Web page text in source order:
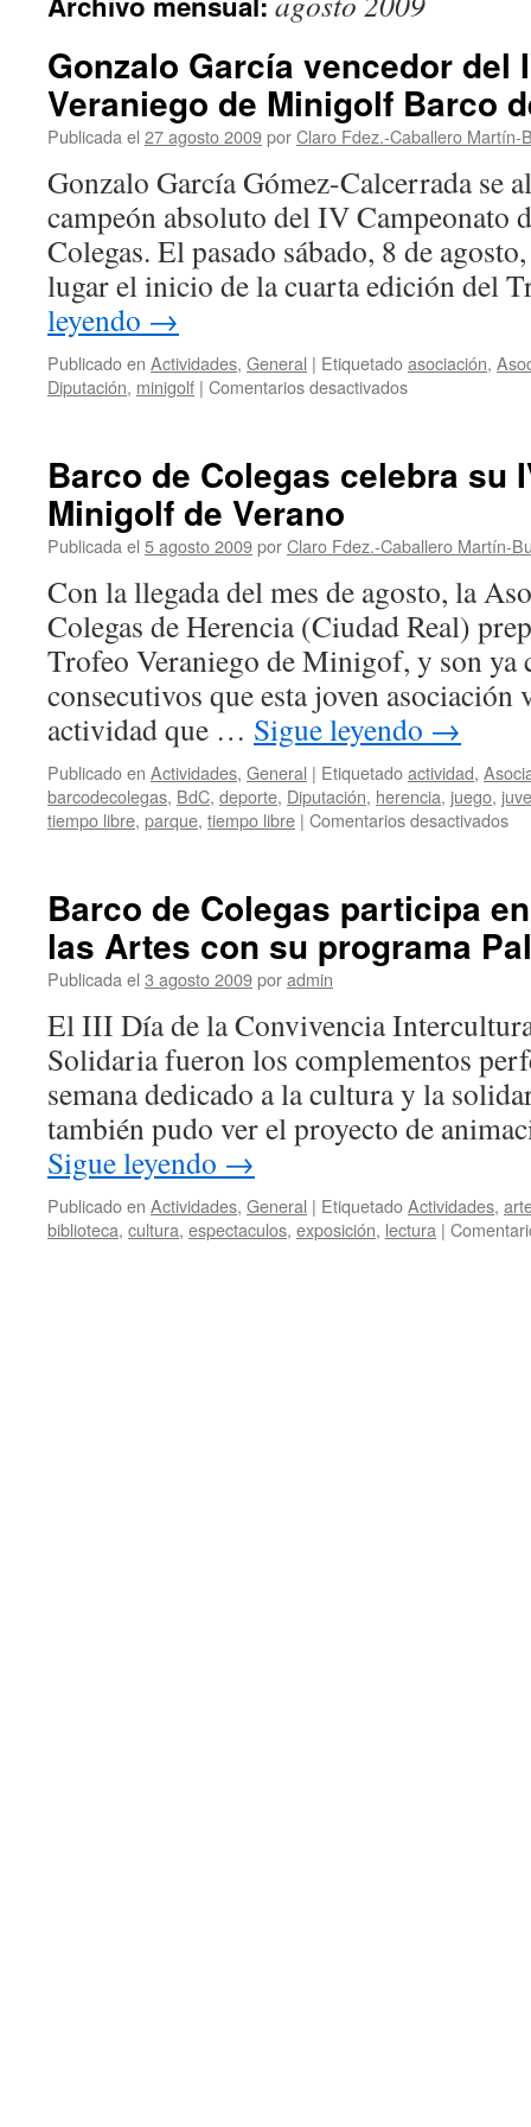
Gonzalo García vencedor del
Veraniego de Minigolf Barco
Publicada el 27 agosto 2009porClaro Fdez.-Caballero Martín-
Gonzalo García Gómez-Calcerrada se
campeón absoluto del IV Campeonato
Colegas. El pasado sábado, 8 de
lugar el inicio de la cuarta edición del
leyendo →
Publicado en Actividades, General | Etiquetadoasociación,
Diputación, minigolf | Comentarios desactivadosen
del
Veraniego
Minigolf
Barco
Colegas
Barco de Colegas celebra su
Minigolf de Verano
Publicada el 5 agosto 2009porClaro Fdez.-Caballero Martín-
Con la llegada del mes de agosto, la
Colegas de Herencia (Ciudad Real)
Trofeo Veraniego de Minigof, y son ya
consecutivos que esta joven asociación
actividad que … Sigue leyendo →
Publicado en Actividades, General | Etiquetadoactividad,
barcodecolegas, BdC, deporte, Diputación, herencia, juego,
tiempo libre, parque, tiempo libre | Comentarios desactivadosen
su
IV
de
Barco de Colegas participa
las Artes con su programa
Publicada el 3 agosto 2009poradmin
El III Día de la Convivencia
Solidaria fueron los complementos
semana dedicado a la cultura y la
también pudo ver el proyecto de
Sigue leyendo →
Publicado en Actividades, General | EtiquetadoActividades,
biblioteca, cultura, espectaculos, exposición, lectura |